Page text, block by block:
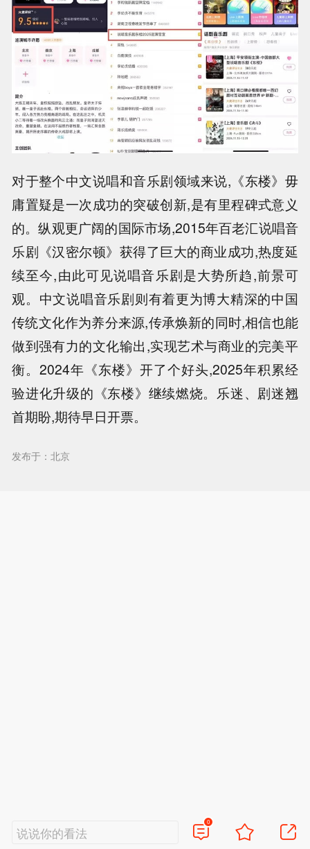
对于整个中文说唱和音乐剧领域来说,《东楼》毋
庸置疑是一次成功的突破创新,是有里程碑式意义
的。纵观更广阔的国际市场,2015年百老汇说唱音
乐剧《汉密尔顿》获得了巨大的商业成功,热度延
续至今,由此可见说唱音乐剧是大势所趋,前景可
观。中文说唱音乐剧则有着更为博大精深的中国
传统文化作为养分来源,传承焕新的同时,相信也能
做到强有力的文化输出,实现艺术与商业的完美平
衡。2024年《东楼》开了个好头,2025年积累经
验进化升级的《东楼》继续燃烧。乐迷、剧迷翘
首期盼,期待早日开票。
发布于：北京
说说你的看法
0